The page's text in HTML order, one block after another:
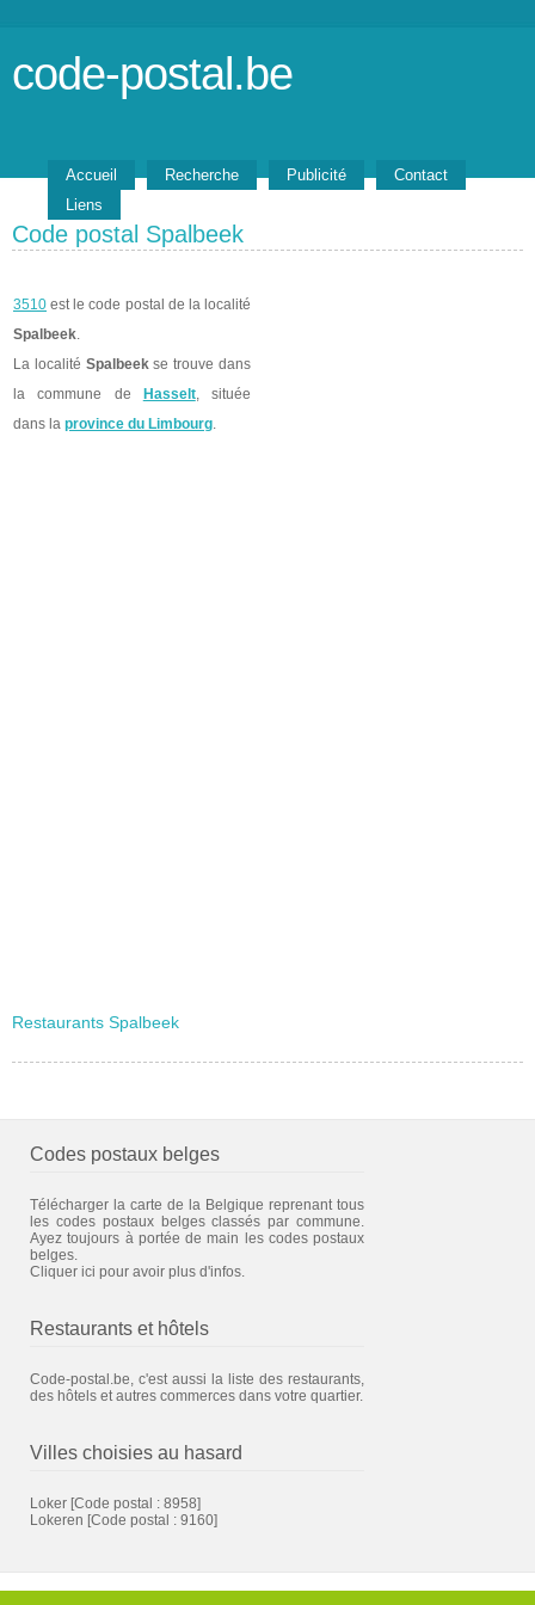
code-postal.be
Accueil Recherche Publicité
Contact
Liens
Code postal Spalbeek
3510 est le code postal de la localité
Spalbeek.
La localité Spalbeekse trouve dans
la commune de
Hasselt, située
dans la province du Limbourg.
Restaurants Spalbeek
Codes postaux belges
Télécharger la carte de la Belgique reprenant tous
les codes postaux belges classés par commune.
Ayez toujours à portée de main les codes postaux
belges.
Cliquer ici pour avoir plus d'infos.
Restaurants et hôtels
Code-postal.be, c'est aussi la liste des restaurants,
des hôtels et autres commerces dans votre quartier.
Villes choisies au hasard
Loker [Code postal : 8958]
Lokeren [Code postal : 9160]